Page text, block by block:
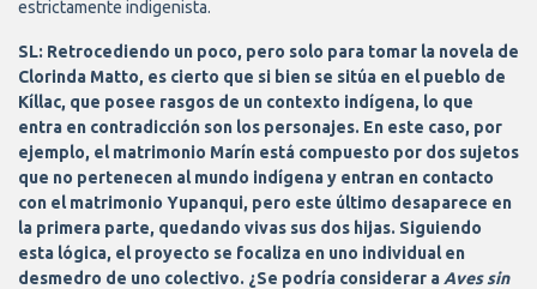
estrictamente indigenista.
SL: Retrocediendo un poco, pero solo para tomar la novela de
Clorinda Matto, es cierto que si bien se sitúa en el pueblo de
Kíllac, que posee rasgos de un contexto indígena, lo que
entra en contradicción son los personajes. En este caso, por
ejemplo, el matrimonio Marín está compuesto por dos sujetos
que no pertenecen al mundo indígena y entran en contacto
con el matrimonio Yupanqui, pero este último desaparece en
la primera parte, quedando vivas sus dos hijas. Siguiendo
esta lógica, el proyecto se focaliza en uno individual en
desmedro de uno colectivo. ¿Se podría considerar a Aves sin